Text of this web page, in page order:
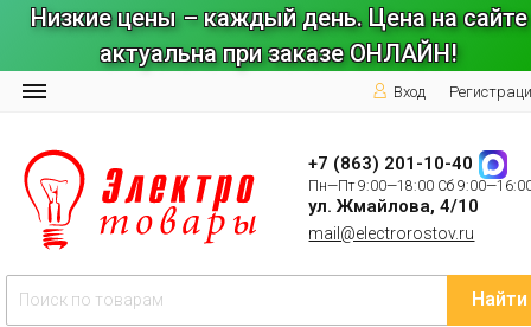
Низкие цены – каждый день. Цена на сайте
актуальна при заказе ОНЛАЙН!
Вход
+7 (863) 201-10-40
Пн—Пт 9:00—18:00 Сб
ул. Жмайлова, 4/10
mail@electrorostov.ru
Найти